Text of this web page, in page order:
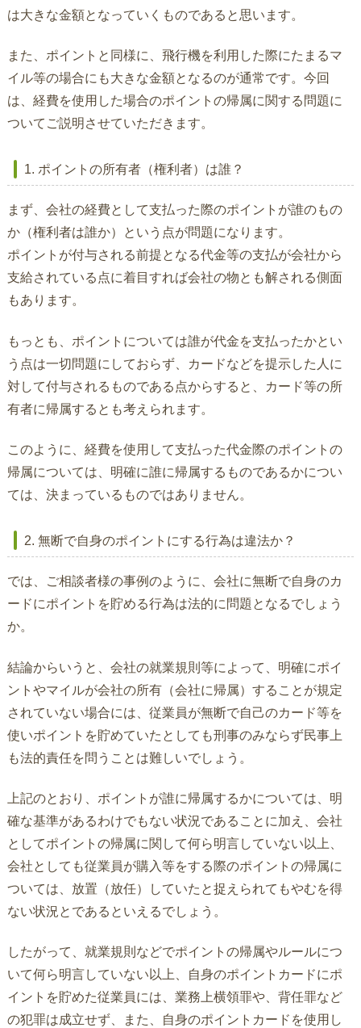
は大きな金額となっていくものであると思います。
また、ポイントと同様に、飛行機を利用した際にたまるマ
イル等の場合にも大きな金額となるのが通常です。今回
は、経費を使用した場合のポイントの帰属に関する問題に
ついてご説明させていただきます。
1. ポイントの所有者（権利者）は誰？
まず、会社の経費として支払った際のポイントが誰のもの
か（権利者は誰か）という点が問題になります。
ポイントが付与される前提となる代金等の支払が会社から
支給されている点に着目すれば会社の物とも解される側面
もあります。
もっとも、ポイントについては誰が代金を支払ったかとい
う点は一切問題にしておらず、カードなどを提示した人に
対して付与されるものである点からすると、カード等の所
有者に帰属するとも考えられます。
このように、経費を使用して支払った代金際のポイントの
帰属については、明確に誰に帰属するものであるかについ
ては、決まっているものではありません。
2. 無断で自身のポイントにする行為は違法か？
では、ご相談者様の事例のように、会社に無断で自身のカ
ードにポイントを貯める行為は法的に問題となるでしょう
か。
結論からいうと、会社の就業規則等によって、明確にポイ
ントやマイルが会社の所有（会社に帰属）することが規定
されていない場合には、従業員が無断で自己のカード等を
使いポイントを貯めていたとしても刑事のみならず民事上
も法的責任を問うことは難しいでしょう。
上記のとおり、ポイントが誰に帰属するかについては、明
確な基準があるわけでもない状況であることに加え、会社
としてポイントの帰属に関して何ら明言していない以上、
会社としても従業員が購入等をする際のポイントの帰属に
ついては、放置（放任）していたと捉えられてもやむを得
ない状況とであるといえるでしょう。
したがって、就業規則などでポイントの帰属やルールにつ
いて何ら明言していない以上、自身のポイントカードにポ
イントを貯めた従業員には、業務上横領罪や、背任罪など
の犯罪は成立せず、また、自身のポイントカードを使用し